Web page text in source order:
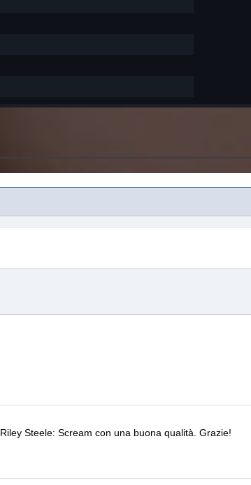
Riley Steele: Scream con una buona qualità. Grazie!